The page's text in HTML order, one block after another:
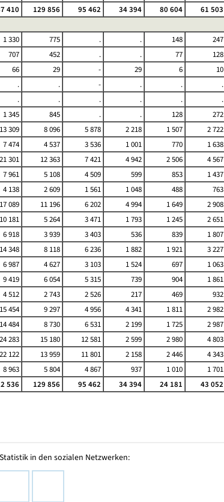
410 129 856 95 462 34 394 80 604 61 503
1 330 775 . . 148 247
707 452 . . 77 128
66 29 - 29 6 10
. . - . . .
. . . . . .
1 345 845 . . 128 272
13 309 8 096 5 878 2 218 1 507 2 722
7 474 4 537 3 536 1 001 770 1 638
21 301 12 363 7 421 4 942 2 506 4 567
7 961 5 108 4 509 599 853 1 437
4 138 2 609 1 561 1 048 488 763
17 089 11 196 6 202 4 994 1 649 2 908
10 181 5 264 3 471 1 793 1 245 2 651
6 918 3 939 3 403 536 839 1 807
14 348 8 118 6 236 1 882 1 921 3 227
6 987 4 627 3 103 1 524 697 1 063
9 419 6 054 5 315 739 904 1 861
4 512 2 743 2 526 217 469 932
15 454 9 297 4 956 4 341 1 811 2 982
14 484 8 730 6 531 2 199 1 725 2 987
24 283 15 180 12 581 2 599 2 980 4 803
22 122 13 959 11 801 2 158 2 446 4 343
8 963 5 804 4 867 937 1 010 1 701
536 129 856 95 462 34 394 24 181 43 052
in den sozialen Netzwerken: